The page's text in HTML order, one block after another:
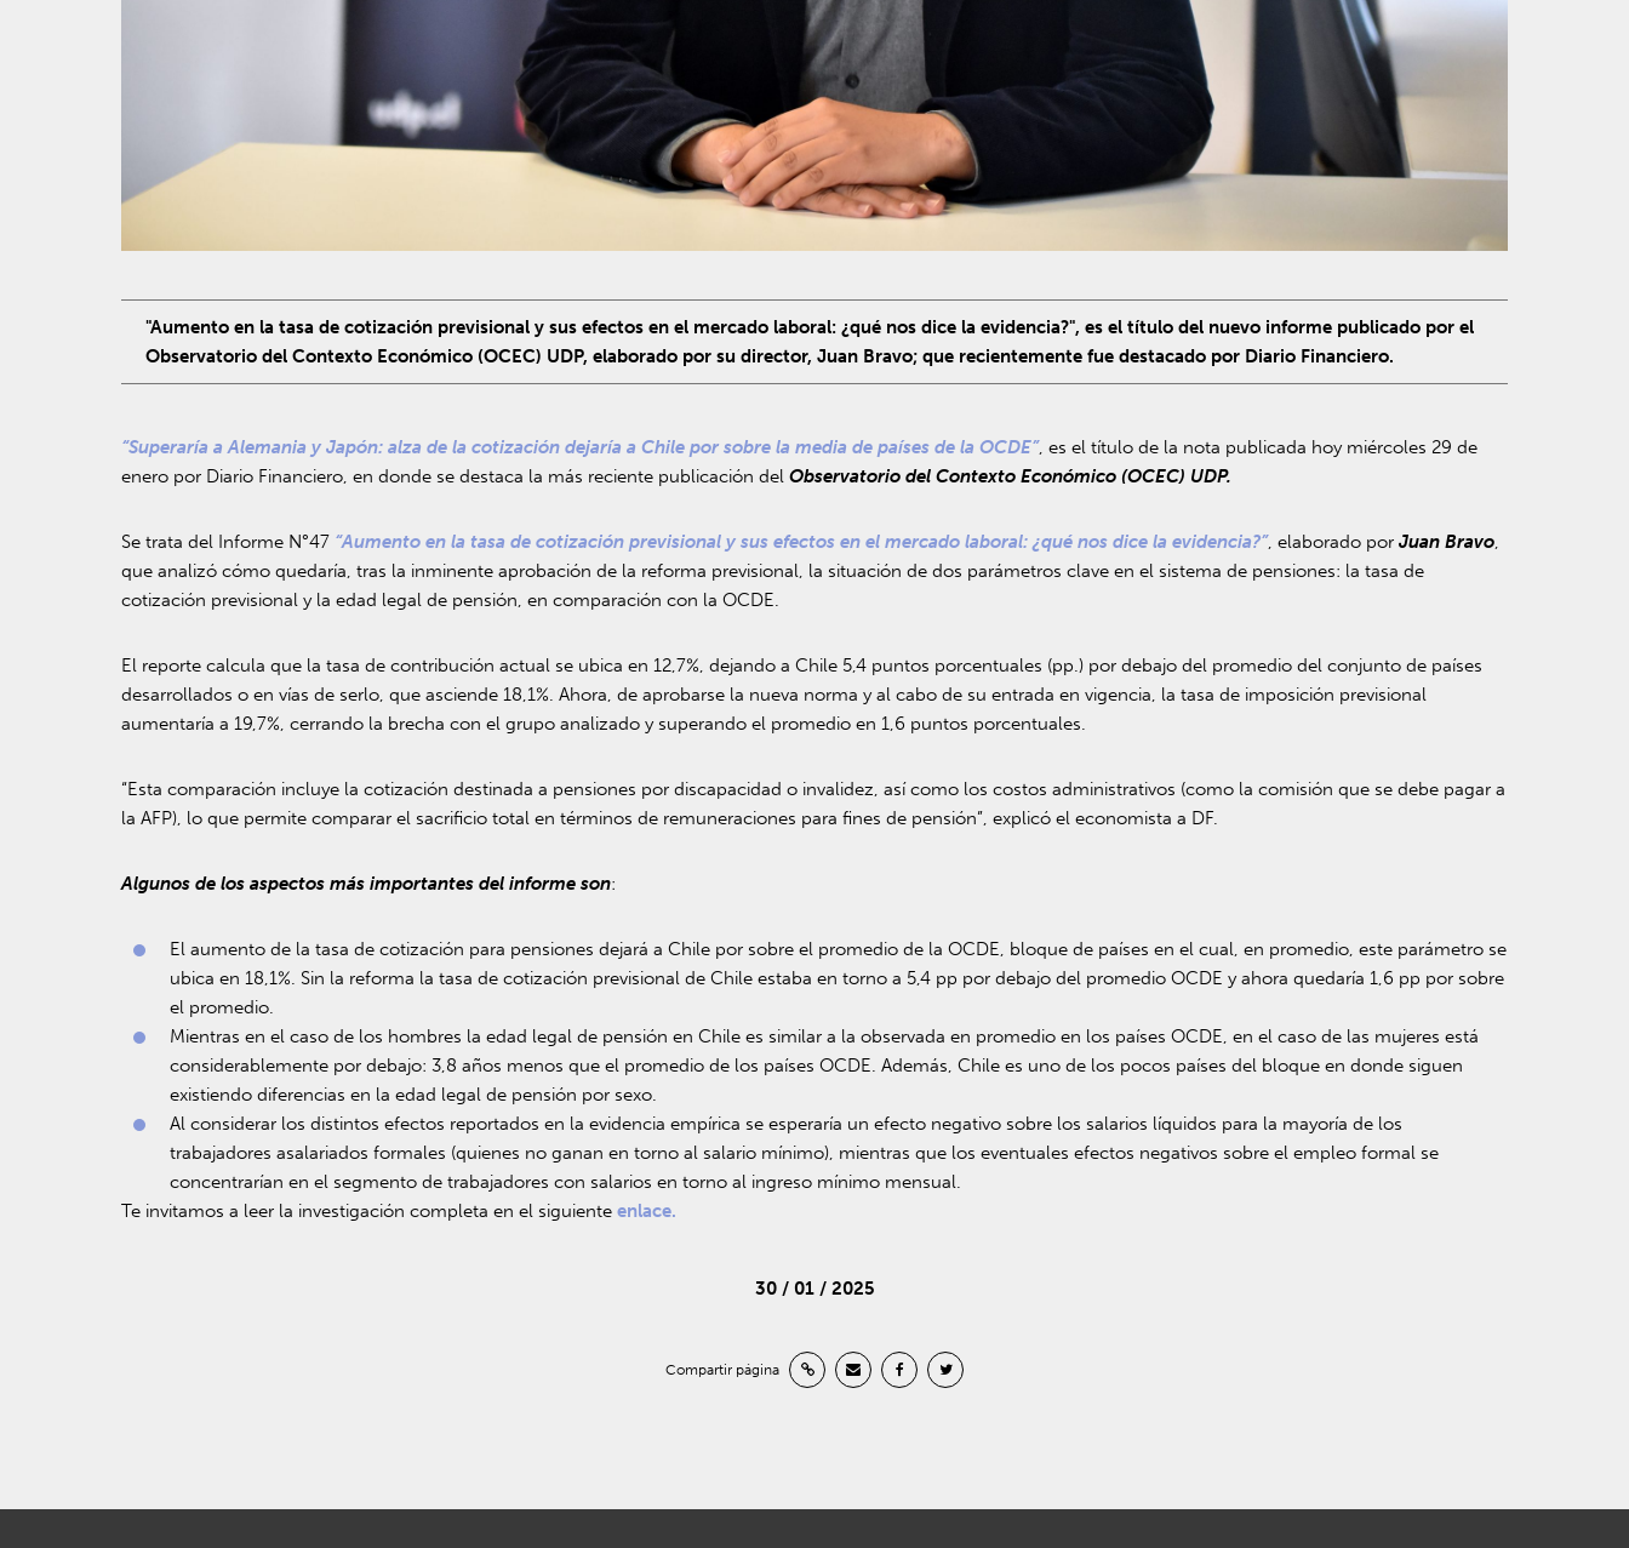
"Aumento en la tasa de cotización previsional y sus efectos en el mercado laboral: ¿qué nos dice la evidencia?", es el título del nuevo informe publicado por el
Observatorio del Contexto Económico (OCEC) UDP, elaborado por su director, Juan Bravo; que recientemente fue destacado por Diario Financiero.
“Superaría a Alemania y Japón: alza de la cotización dejaría a Chile por sobre la media de países de la OCDE”, es el título de la nota publicada hoy miércoles 29 de
enero por Diario Financiero, en donde se destaca la más reciente publicación delObservatorio del Contexto Económico (OCEC) UDP.
Se trata del Informe N°47 “Aumento en la tasa de cotización previsional y sus efectos en el mercado laboral: ¿qué nos dice la evidencia?”, elaborado porJuan Bravo,
que analizó cómo quedaría, tras la inminente aprobación de la reforma previsional, la situación de dos parámetros clave en el sistema de pensiones: la tasa de
cotización previsional y la edad legal de pensión, en comparación con la OCDE.
El reporte calcula que la tasa de contribución actual se ubica en 12,7%, dejando a Chile 5,4 puntos porcentuales (pp.) por debajo del promedio del conjunto de países
desarrollados o en vías de serlo, que asciende 18,1%. Ahora, de aprobarse la nueva norma y al cabo de su entrada en vigencia, la tasa de imposición previsional
aumentaría a 19,7%, cerrando la brecha con el grupo analizado y superando el promedio en 1,6 puntos porcentuales.
“Esta comparación incluye la cotización destinada a pensiones por discapacidad o invalidez, así como los costos administrativos (como la comisión que se debe pagar a
la AFP), lo que permite comparar el sacrificio total en términos de remuneraciones para fines de pensión”, explicó el economista a DF.
Algunos de los aspectos más importantes del informe son:
El aumento de la tasa de cotización para pensiones dejará a Chile por sobre el promedio de la OCDE, bloque de países en el cual, en promedio, este parámetro se
ubica en 18,1%. Sin la reforma la tasa de cotización previsional de Chile estaba en torno a 5,4 pp por debajo del promedio OCDE y ahora quedaría 1,6 pp por sobre
el promedio.
Mientras en el caso de los hombres la edad legal de pensión en Chile es similar a la observada en promedio en los países OCDE, en el caso de las mujeres está
considerablemente por debajo: 3,8 años menos que el promedio de los países OCDE. Además, Chile es uno de los pocos países del bloque en donde siguen
existiendo diferencias en la edad legal de pensión por sexo.
Al considerar los distintos efectos reportados en la evidencia empírica se esperaría un efecto negativo sobre los salarios líquidos para la mayoría de los
trabajadores asalariados formales (quienes no ganan en torno al salario mínimo), mientras que los eventuales efectos negativos sobre el empleo formal se
concentrarían en el segmento de trabajadores con salarios en torno al ingreso mínimo mensual.
Te invitamos a leer la investigación completa en el siguiente enlace.
30 / 01 / 2025
Compartir página